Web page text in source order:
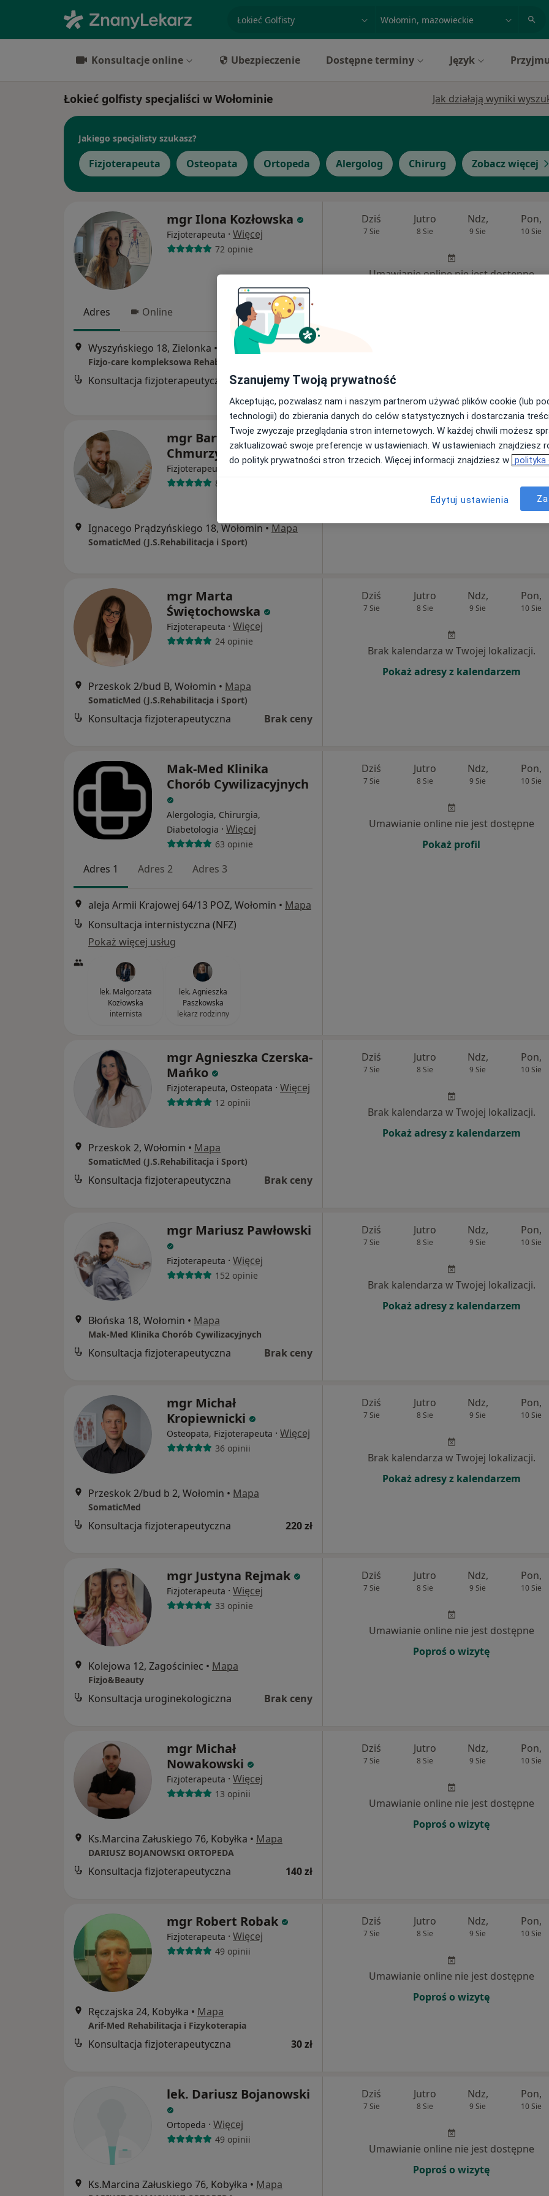
specjalizacja, badanie lub nazwisko
Konsultacje online Ubezpieczenie Dostępne terminy Język
Łokieć golfisty specjaliści w Wołominie Jak działają wyniki
Jakiego specjalisty szukasz?
Fizjoterapeuta Osteopata Ortopeda Alergolog Chirurg Zobacz więcej
mgr Ilona Kozłowska
Fizjoterapeuta · Więcej
72 opinie
Adres Online
Wyszyńskiego 18, Zielonka • Mapa
Konsultacja fizjoterapeutyczna 200 zł
Dziś
7 Sie
Jutro
8 Sie
Ndz,
9 Sie
Pon,
10 Sie
Umawianie online nie jest dostępne
mgr Bartłomiej
Chmurzyński
Fizjoterapeuta, Osteopata ·Więcej
83 opinie
Ignacego Prądzyńskiego 18, Wołomin • Mapa
SomaticMed (J.S.Rehabilitacja i Sport)
Dziś
7 Sie
Jutro
8 Sie
Ndz,
9 Sie
Pon,
10 Sie
Pokaż adresy z kalendarzem
mgr Marta
Świętochowska
Fizjoterapeuta · Więcej
24 opinie
Przeskok 2/bud B, Wołomin • Mapa
SomaticMed (J.S.Rehabilitacja i Sport)
Konsultacja fizjoterapeutyczna Brak ceny
Dziś
7 Sie
Jutro
8 Sie
Ndz,
9 Sie
Pon,
10 Sie
Brak kalendarza w Twojej lokalizacji.
Pokaż adresy z kalendarzem
Mak-Med Klinika
Chorób Cywilizacyjnych
Alergologia, Chirurgia,
Diabetologia · Więcej
63 opinie
Adres 1 Adres 2 Adres 3
aleja Armii Krajowej 64/13 POZ, Wołomin • Mapa
Konsultacja internistyczna (NFZ)
Pokaż więcej usług
lek. Małgorzata
Kozłowska
internista
lek. Agnieszka
Paszkowska
lekarz rodzinny
Dziś
7 Sie
Jutro
8 Sie
Ndz,
9 Sie
Pon,
10 Sie
Umawianie online nie jest dostępne
Pokaż profil
mgr Agnieszka Czerska-
Mańko
Fizjoterapeuta, Osteopata · Więcej
12 opinii
Przeskok 2, Wołomin • Mapa
SomaticMed (J.S.Rehabilitacja i Sport)
Konsultacja fizjoterapeutyczna Brak ceny
Dziś
7 Sie
Jutro
8 Sie
Ndz,
9 Sie
Pon,
10 Sie
Brak kalendarza w Twojej lokalizacji.
Pokaż adresy z kalendarzem
mgr Mariusz Pawłowski
Fizjoterapeuta · Więcej
152 opinie
Błońska 18, Wołomin • Mapa
Mak-Med Klinika Chorób Cywilizacyjnych
Konsultacja fizjoterapeutyczna Brak ceny
Dziś
7 Sie
Jutro
8 Sie
Ndz,
9 Sie
Pon,
10 Sie
Brak kalendarza w Twojej lokalizacji.
Pokaż adresy z kalendarzem
mgr Michał
Kropiewnicki
Osteopata, Fizjoterapeuta · Więcej
36 opinii
Przeskok 2/bud b 2, Wołomin • Mapa
SomaticMed
Konsultacja fizjoterapeutyczna 220 zł
Dziś
7 Sie
Jutro
8 Sie
Ndz,
9 Sie
Pon,
10 Sie
Brak kalendarza w Twojej lokalizacji.
Pokaż adresy z kalendarzem
mgr Justyna Rejmak
Fizjoterapeuta · Więcej
33 opinie
Kolejowa 12, Zagościniec • Mapa
Fizjo&Beauty
Konsultacja uroginekologiczna Brak ceny
Dziś
7 Sie
Jutro
8 Sie
Ndz,
9 Sie
Pon,
10 Sie
Umawianie online nie jest dostępne
Poproś o wizytę
mgr Michał
Nowakowski
Fizjoterapeuta · Więcej
13 opinii
Ks.Marcina Załuskiego 76, Kobyłka • Mapa
DARIUSZ BOJANOWSKI ORTOPEDA
Konsultacja fizjoterapeutyczna 140 zł
Dziś
7 Sie
Jutro
8 Sie
Ndz,
9 Sie
Pon,
10 Sie
Umawianie online nie jest dostępne
Poproś o wizytę
mgr Robert Robak
Fizjoterapeuta · Więcej
49 opinii
Ręczajska 24, Kobyłka • Mapa
Arif-Med Rehabilitacja i Fizykoterapia
Konsultacja fizjoterapeutyczna 30 zł
Dziś
7 Sie
Jutro
8 Sie
Ndz,
9 Sie
Pon,
10 Sie
Umawianie online nie jest dostępne
Poproś o wizytę
lek. Dariusz Bojanowski
Ortopeda · Więcej
49 opinii
Ks.Marcina Załuskiego 76, Kobyłka • Mapa
Dziś
7 Sie
Jutro
8 Sie
Ndz,
9 Sie
Pon,
10 Sie
Umawianie online nie jest dostępne
Poproś o wizytę
Szanujemy Twoją prywatność
Akceptując, pozwalasz nam i naszym partnerom używać plików cookie (lub
technologii) do zbierania danych do celów statystycznych i dostarczania
Twoje zwyczaje przeglądania stron internetowych. W każdej chwili możesz
zaktualizować swoje preferencje w ustawieniach. W ustawieniach znajdziesz
do polityk prywatności stron trzecich. Więcej informacji znajdziesz w polityka
Edytuj ustawienia